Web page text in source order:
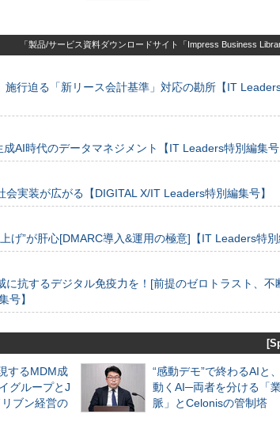
「製品/サービス資料ダウンロードサイト「Impress Business
行迫る「新リース会計基準」対応の勘所【IT
AI時代のデータマネジメント【IT Leaders特別編集号
実装が広がる【DIGITAL X/IT Leaders特別編集号】
げ”が肝心[DMARC導入&運用の極意]【IT Leaders特別
抗するデジタル免疫力を！[前提のゼロトラスト、不
号】
するMDM成
グループとJ
ブン経営の
“感動デモ”で終わるAIと
動くAI─両者を分ける「
脈」とCelonisの管制塔